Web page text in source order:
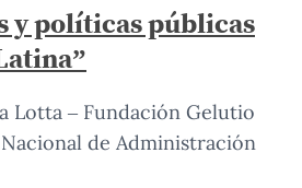
y políticas públicas
Lotta – Fundación Gelutio
de Administración